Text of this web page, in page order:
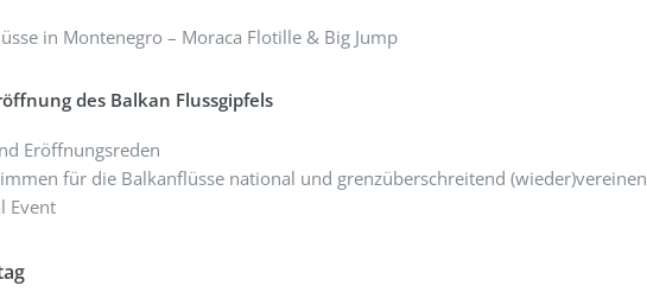
in Montenegro – Moraca Flotille & Big Jump
des Balkan Flussgipfels
Eröffnungsreden
für die Balkanflüsse national und grenzüberschreitend (wieder)vereinen
Event